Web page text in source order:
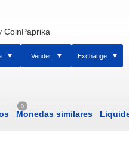
CoinPaprika
Vender Exchange
0
Monedas similares